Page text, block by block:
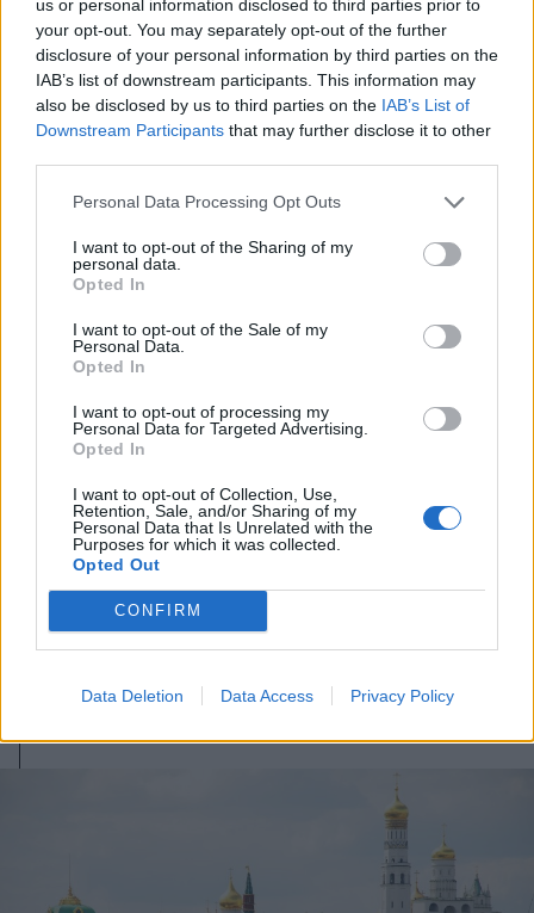
us or personal information disclosed to third parties prior to
your opt-out. You may separately opt-out of the further
disclosure of your personal information by third parties on the
IAB’s list of downstream participants. This information may
also be disclosed by us to third parties on the IAB’s List of
Downstream Participants that may further disclose it to other
Personal Data Processing Opt Outs
I want to opt-out of the Sharing of my
personal data.
Opted In
I want to opt-out of the Sale of my
Personal Data.
Opted In
I want to opt-out of processing my
Personal Data for Targeted Advertising.
Opted In
I want to opt-out of Collection, Use,
Retention, Sale, and/or Sharing of my
Personal Data that Is Unrelated with the
Purposes for which it was collected.
Opted Out
CONFIRM
Data Deletion Data Access Privacy Policy
egy román állampolgárt
Németországban
2026. augusztus 07., péntek
Trump: igaz, hogy egyes
fegyverekből kevesebb van, de
attól még folytatni tudjuk a
háborút Irán ellen